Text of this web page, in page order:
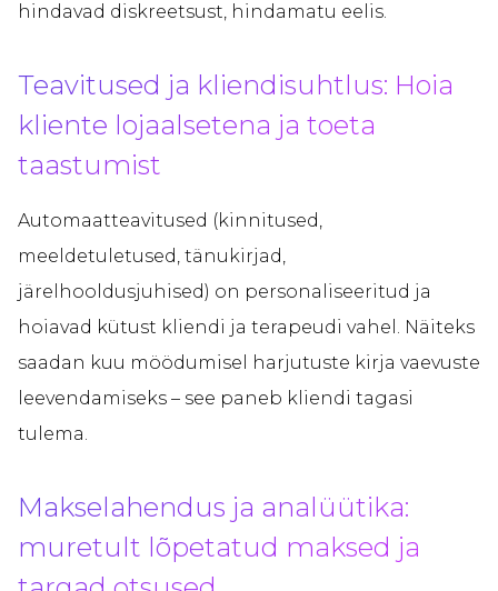
hindavad diskreetsust, hindamatu eelis.
Teavitused ja kliendisuhtlus: Hoia
kliente lojaalsetena ja toeta
taastumist
Automaatteavitused (kinnitused,
meeldetuletused, tänukirjad,
järelhooldusjuhised) on personaliseeritud ja
hoiavad kütust kliendi ja terapeudi vahel. Näiteks
saadan kuu möödumisel harjutuste kirja vaevuste
leevendamiseks – see paneb kliendi tagasi
tulema.
Makselahendus ja analüütika:
muretult lõpetatud maksed ja